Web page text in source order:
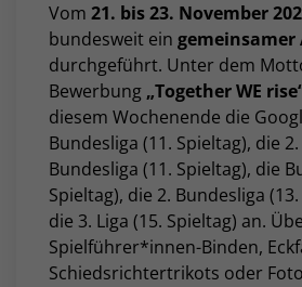
Vom 21. bis 23. November
bundesweit ein
durchgeführt. Unter dem
Bewerbung „Together WE
diesem Wochenende die
Bundesliga (11. Spieltag), die
Bundesliga (11. Spieltag), die
Spieltag), die 2. Bundesliga
die 3. Liga (15. Spieltag) an.
Spielführer*innen-Binden,
Schiedsrichtertrikots oder